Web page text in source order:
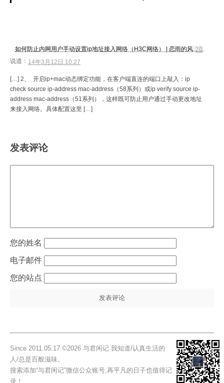
如何防止内网用户手动设置ip地址接入网络（H3C网络） | 恋雨的风
说道：
20
14年3月12日 10:27
[…] 2、 开启ip+mac动态绑定功能，在客户端直连的端口上敲入：ip
check source ip-address mac-address（58系列）或ip verify source ip-
address mac-address（51系列），这样既可防止用户通过手动更改地址
来接入网络。具体配置这里 […]
回复
发表评论
姓名
电子邮件
站点
Since 2011.05.17 ©2026 与君闲记 我知道/认真生活的
人/总是百般滋味。
搜索添加“与君闲记”微信公众账号,再平凡的日子也值得记
录！